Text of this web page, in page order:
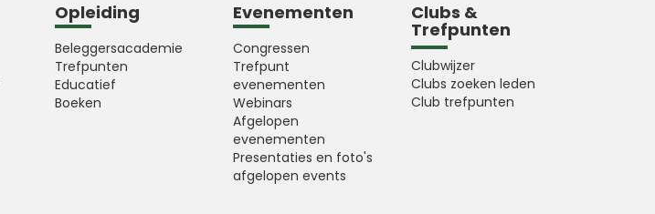
Opleiding
Beleggersacademie
Trefpunten
Educatief
Boeken
Evenementen
Congressen
Trefpunt
evenementen
Webinars
Afgelopen
evenementen
Presentaties en foto's
afgelopen events
Clubs &
Trefpunten
Clubwijzer
Clubs zoeken leden
Club trefpunten